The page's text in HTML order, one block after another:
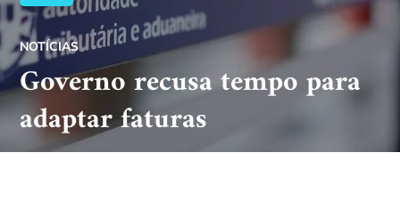
NOTÍCIAS
Governo recusa tempo para
adaptar faturas